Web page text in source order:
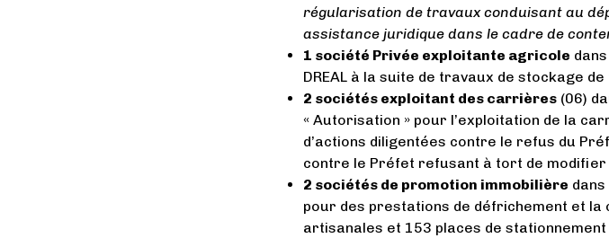
régularisation de travaux conduisant au
assistance juridique dans le cadre de
1 société Privée exploitante agricole
DREAL à la suite de travaux de stockage
2 sociétés exploitant des carrières (06)
« Autorisation » pour l’exploitation de la
d’actions diligentées contre le refus du
contre le Préfet refusant à tort de modifier
2 sociétés de promotion immobilière
pour des prestations de défrichement et
artisanales et 153 places de